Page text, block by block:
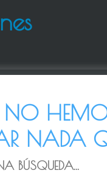
NO
NADA
BÚSQUEDA...